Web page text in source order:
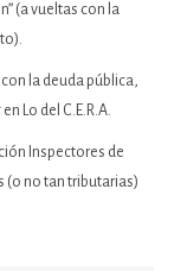
(a vueltas con la
la deuda pública,
en Lo del C.E.R.A.
Inspectores de
(o no tan tributarias)